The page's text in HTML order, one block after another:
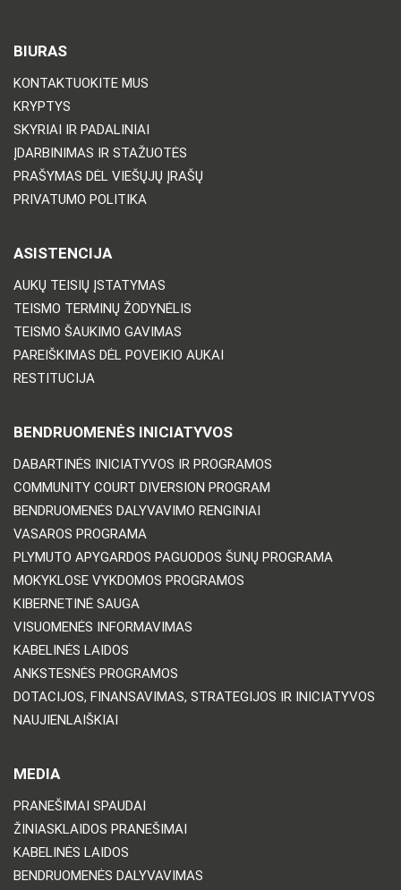
BIURAS
KONTAKTUOKITE MUS
KRYPTYS
SKYRIAI IR PADALINIAI
ĮDARBINIMAS IR STAŽUOTĖS
PRAŠYMAS DĖL VIEŠŲJŲ ĮRAŠŲ
PRIVATUMO POLITIKA
ASISTENCIJA
AUKŲ TEISIŲ ĮSTATYMAS
TEISMO TERMINŲ ŽODYNĖLIS
TEISMO ŠAUKIMO GAVIMAS
PAREIŠKIMAS DĖL POVEIKIO AUKAI
RESTITUCIJA
BENDRUOMENĖS INICIATYVOS
DABARTINĖS INICIATYVOS IR PROGRAMOS
COMMUNITY COURT DIVERSION PROGRAM
BENDRUOMENĖS DALYVAVIMO RENGINIAI
VASAROS PROGRAMA
PLYMUTO APYGARDOS PAGUODOS ŠUNŲ PROGRAMA
MOKYKLOSE VYKDOMOS PROGRAMOS
KIBERNETINĖ SAUGA
VISUOMENĖS INFORMAVIMAS
KABELINĖS LAIDOS
ANKSTESNĖS PROGRAMOS
DOTACIJOS, FINANSAVIMAS, STRATEGIJOS IR INICIATYVOS
NAUJIENLAIŠKIAI
MEDIA
PRANEŠIMAI SPAUDAI
ŽINIASKLAIDOS PRANEŠIMAI
KABELINĖS LAIDOS
BENDRUOMENĖS DALYVAVIMAS